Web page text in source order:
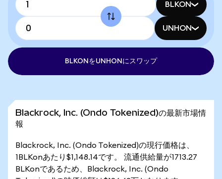
BLKON
UNHON
BLKONをUNHONにスワップ
Blackrock, Inc. (Ondo Tokenized)の最新市場情
報
Blackrock, Inc. (Ondo Tokenized)の現行価格は、
1BLKonあたり$1,148.14です。 流通供給量が1713.27
BLKonであるため、Blackrock, Inc. (Ondo